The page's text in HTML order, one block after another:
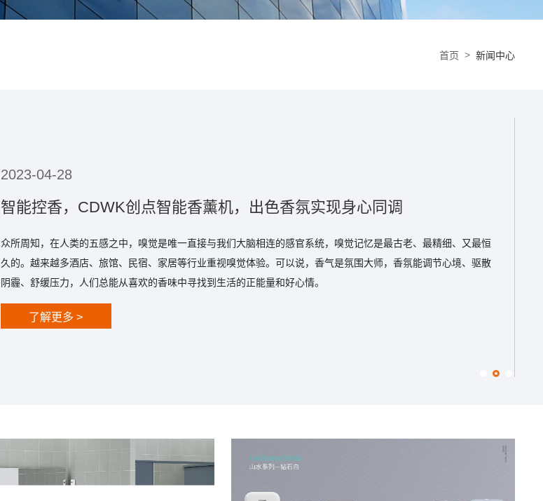
首页 新闻中心
2023-04-28
智能控香，CDWK创点智能香薰机，出色香氛实现身心同调
众所周知，在人类的五感之中，嗅觉是唯一直接与我们大脑相连的感官系统，嗅觉记忆是最古老、最精细、又最恒
久的。越来越多酒店、旅馆、民宿、家居等行业重视嗅觉体验。可以说，香气是氛围大师，香氛能调节心境、驱散
阴霾、舒缓压力，人们总能从喜欢的香味中寻找到生活的正能量和好心情。
了解更多 >